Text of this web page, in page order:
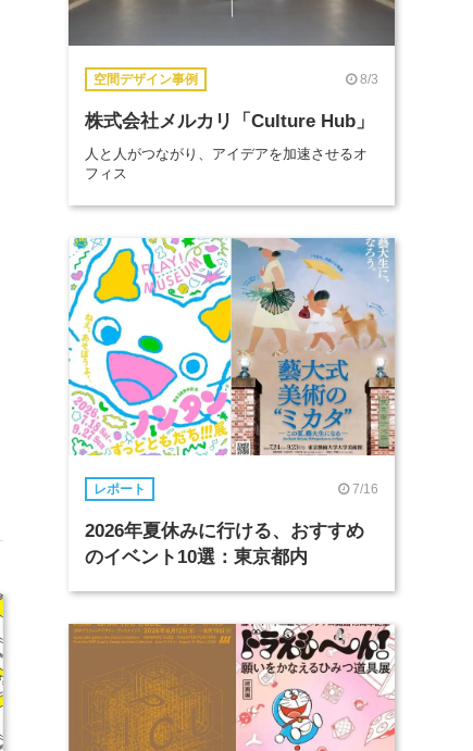
空間デザイン事例 8/3
株式会社メルカリ「Culture Hub」
人と人がつながり、アイデアを加速させるオ
フィス
レポート 7/16
2026年夏休みに行ける、おすすめ
のイベント10選：東京都内